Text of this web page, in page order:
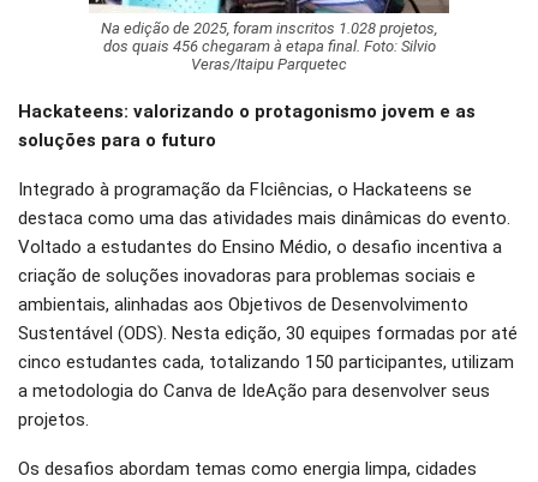
Na edição de 2025, foram inscritos 1.028 projetos,
dos quais 456 chegaram à etapa final. Foto: Silvio
Veras/Itaipu Parquetec
Hackateens: valorizando o protagonismo jovem e as
soluções para o futuro
Integrado à programação da FIciências, o Hackateens se
destaca como uma das atividades mais dinâmicas do evento.
Voltado a estudantes do Ensino Médio, o desafio incentiva a
criação de soluções inovadoras para problemas sociais e
ambientais, alinhadas aos Objetivos de Desenvolvimento
Sustentável (ODS). Nesta edição, 30 equipes formadas por até
cinco estudantes cada, totalizando 150 participantes, utilizam
a metodologia do Canva de IdeAção para desenvolver seus
projetos.
Os desafios abordam temas como energia limpa, cidades